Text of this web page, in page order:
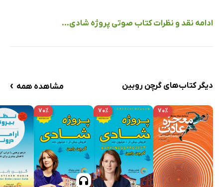
ادامه نقد و نظرات کتاب صوتی پروژه شادی...
دیگر کتاب‌های گرچن روبین مشاهده همه ›
۷۰٪ ۷۰٪ ۷۰٪